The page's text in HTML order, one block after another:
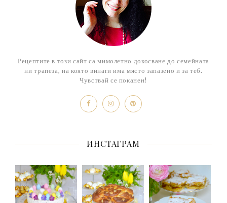
Рецептите в този сайт са мимолетно докосване до семейната
ни трапеза, на която винаги има място запазено и за теб.
Чувствай се поканен!
ИНСТАГРАМ